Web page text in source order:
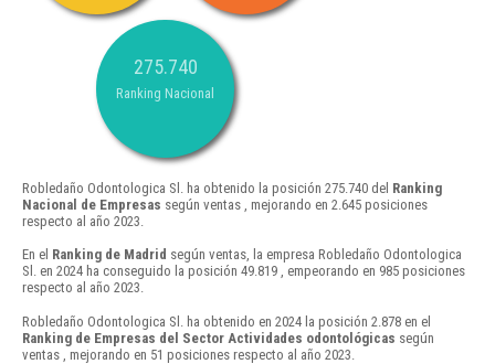
275.740
Ranking Nacional
Robledaño Odontologica Sl. ha obtenido la posición 275.740 del Ranking
Nacional de Empresas según ventas , mejorando en 2.645 posiciones
respecto al año 2023.
En el Ranking de Madrid según ventas, la empresa Robledaño Odontologica
Sl. en 2024 ha conseguido la posición 49.819 , empeorando en 985 posiciones
respecto al año 2023.
Robledaño Odontologica Sl. ha obtenido en 2024 la posición 2.878 en el
Ranking de Empresas del Sector Actividades odontológicas según
ventas , mejorando en 51 posiciones respecto al año 2023.